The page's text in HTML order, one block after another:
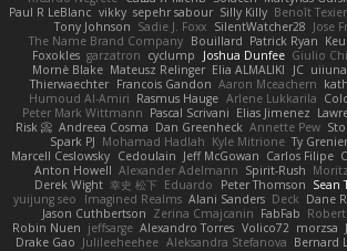
Paul R LeBlanc vikky sepehr sabour Silly Killy Benoît Texier
Tony Johnson Sadie J. Foxx SilentWatcher28 Jose
The Name Brand Company Bouillard Patrick Ryan Keu
Foxokles garzatron cyclump Joshua Dunfee Giulio
Mornè Blake Mateusz Relinger Elia ALMALIKI JC
Thierwaechter Francois Gandon Aaron Mceachern kath
Humoud Al-Amiri Rasmus Hauge Arlene Lukkarila
Peter Mark Wittmann Pascal Scrivani Elias Jimenez
Risk 📀 Andreea Cosma Dan Greenheck Annette Pew
Spark PJ Mohamad Hadlah Kyle Mitrione Ty
Marcell Ceslowsky Cedoulain Jeff McGowan Carlos Filipe
Anton Howell Alexander Adelmann Spirit-Rush
Derek Wight 幸史 松下 Eduardo Peter Thomson Sean
yuijung seo
Imagined Realms Alani Sanders Deck Dane
Jason Cuthbertson Zerina Cmajcanin FabFab
Robin Nuen jeffsarge Alexandro Torres Volico72 morzsa
Drake Gao Julileeheehee Aleksandra Stefanova Bernard